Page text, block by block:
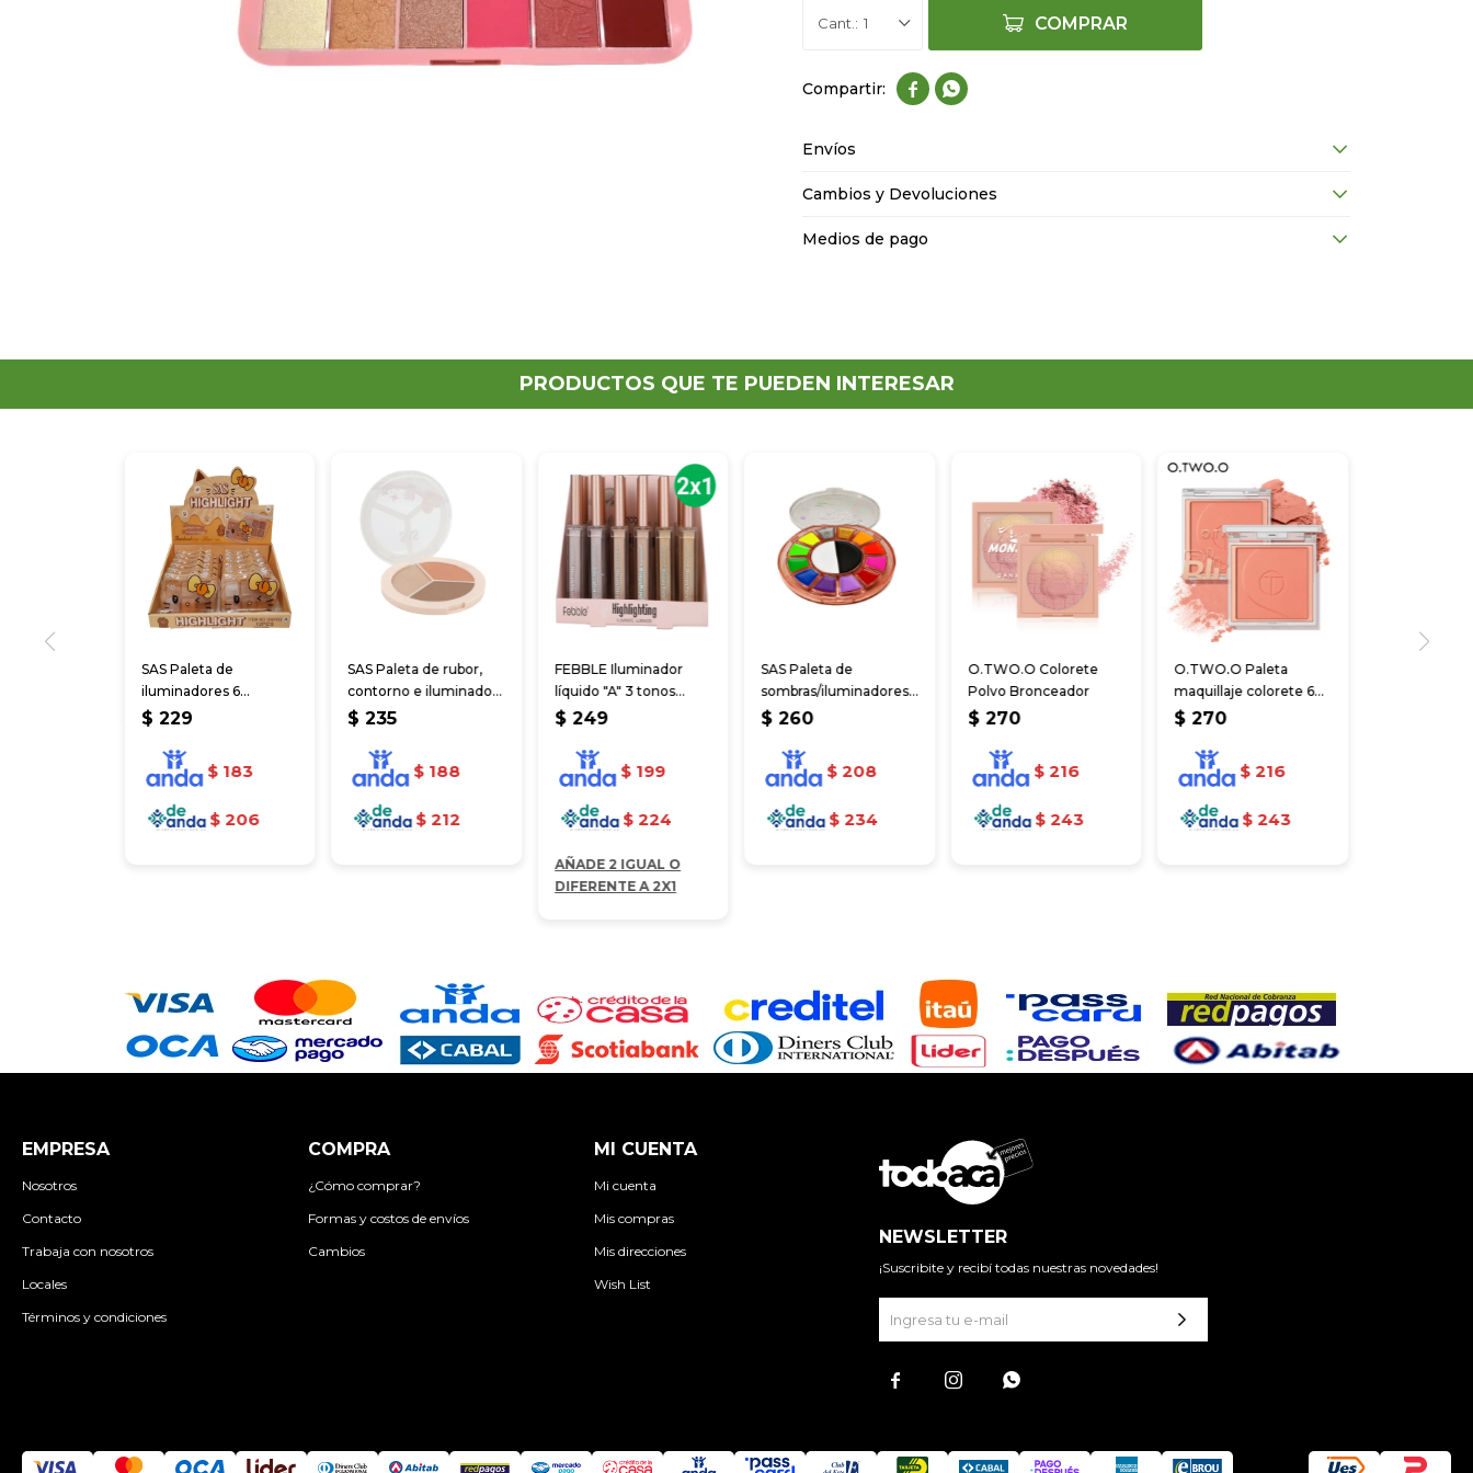
1 COMPRAR
 
Envíos
Cambios y Devoluciones
Medios de pago
PRODUCTOS QUE TE PUEDEN INTERESAR
SAS Paleta de
iluminadores 6
tonalidades
$ 229
$ 183
$ 206
SAS Paleta de rubor,
contorno e iluminador
3 tonalidades.
$ 235
$ 188
$ 212
FEBBLE Iluminador
líquido "A" 3 tonos
claros
$ 249
$ 199
$ 224
AÑADE 2 IGUAL O
DIFERENTE A 2X1
SAS Paleta de
sombras/iluminadores,
pintura profesional
$ 260
$ 208
$ 234
O.TWO.O Colorete
Polvo Bronceador
$ 270
$ 216
$ 243
O.TWO.O Paleta
maquillaje colorete 6
colores larga duración
$ 270
$ 216
$ 243
EMPRESA
Nosotros
Contacto
Trabaja con nosotros
Locales
Términos y condiciones
COMPRA
¿Cómo comprar?
Formas y costos de envíos
Cambios
MI CUENTA
Mi cuenta
Mis compras
Mis direcciones
Wish List
NEWSLETTER
¡Suscribite y recibí todas nuestras novedades!
  